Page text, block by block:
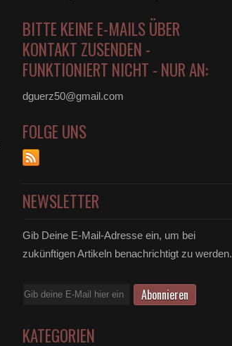
BITTE KEINE E-MAILS ÜBER
KONTAKT ZUSENDEN -
FUNKTIONIERT NICHT - NUR AN:
dguerz50@gmail.com
FOLGE UNS
NEWSLETTER
Gib Deine E-Mail-Adresse ein, um bei
zukünftigen Artikeln benachrichtigt zu werden.
E-
KATEGORIEN